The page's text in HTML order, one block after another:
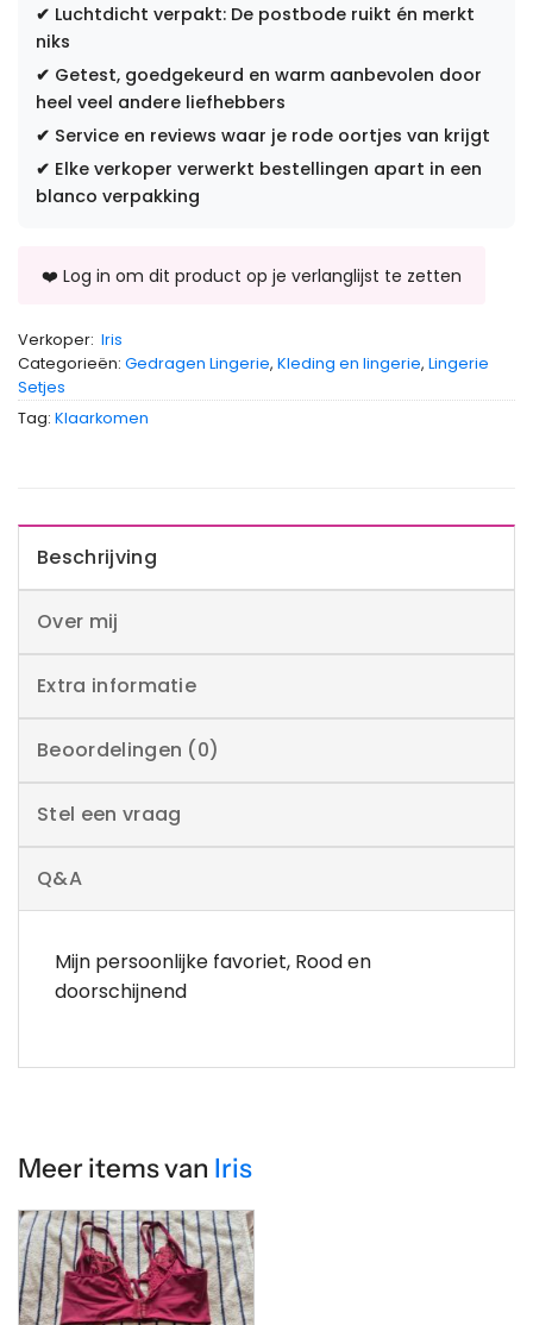
✔ Luchtdicht verpakt: De postbode ruikt én merkt
niks
✔ Getest, goedgekeurd en warm aanbevolen door
heel veel andere liefhebbers
✔ Service en reviews waar je rode oortjes van krijgt
✔ Elke verkoper verwerkt bestellingen apart in een
blanco verpakking
Verkoper: Iris
Categorieën: Gedragen Lingerie, Kleding en lingerie, Lingerie
Setjes
Tag: Klaarkomen
Beschrijving
Over mij
Extra informatie
Beoordelingen (0)
Stel een vraag
Q&A
Mijn persoonlijke favoriet, Rood en
doorschijnend
Meer items van Iris